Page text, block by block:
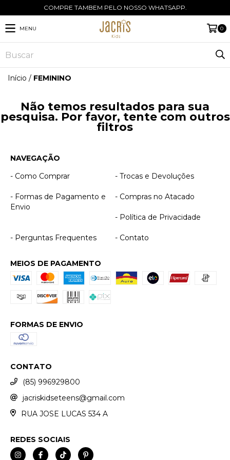
COMPRE TAMBEM PELO NOSSO WHATSAPP.
MENU 0
Início / FEMININO
Não temos resultados para sua
pesquisa. Por favor, tente com outros
filtros
NAVEGAÇÃO
- Como Comprar
- Trocas e Devoluções
- Formas de Pagamento e
Envio
- Compras no Atacado
- Política de Privacidade
- Perguntas Frequentes - Contato
MEIOS DE PAGAMENTO
FORMAS DE ENVIO
CONTATO
(85) 996929800
jacriskidseteens@gmail.com
RUA JOSE LUCAS 534 A
REDES SOCIAIS